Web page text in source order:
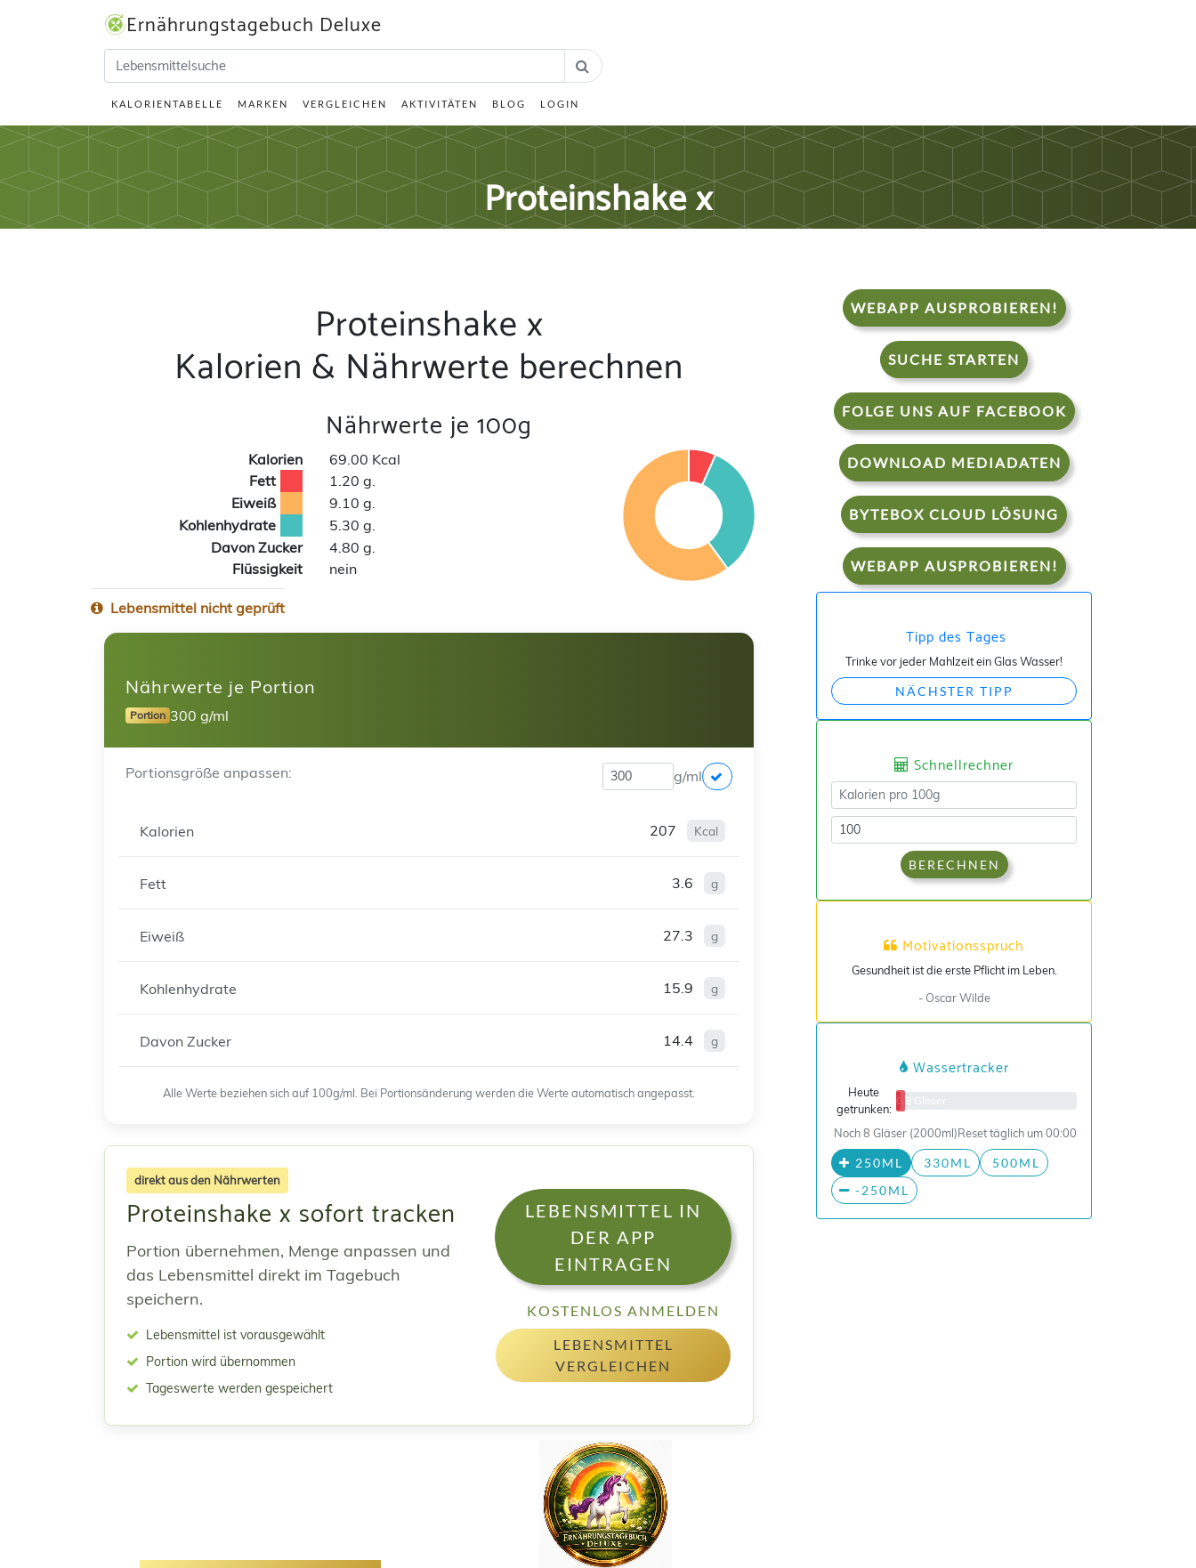
Ernährungstagebuch Deluxe
KALORIENTABELLE MARKEN VERGLEICHEN AKTIVITÄTEN BLOG LOGIN
Proteinshake x
Proteinshake x
Kalorien & Nährwerte berechnen
Nährwerte je 100g
Kalorien
69.00 Kcal
Fett
1.20 g.
Eiweiß
9.10 g.
Kohlenhydrate
5.30 g.
Davon Zucker
4.80 g.
Flüssigkeit
nein
Lebensmittel nicht geprüft
Nährwerte je Portion
Portion 300 g/ml
Portionsgröße anpassen: g/ml
Kalorien 207 Kcal
Fett 3.6 g
Eiweiß 27.3 g
Kohlenhydrate 15.9 g
Davon Zucker 14.4 g
Alle Werte beziehen sich auf 100g/ml. Bei Portionsänderung werden die Werte automatisch angepasst.
direkt aus den Nährwerten
Proteinshake x sofort tracken
Portion übernehmen, Menge anpassen und
das Lebensmittel direkt im Tagebuch
speichern.
Lebensmittel ist vorausgewählt
Portion wird übernommen
Tageswerte werden gespeichert
LEBENSMITTEL IN
DER APP
EINTRAGEN
KOSTENLOS ANMELDEN
LEBENSMITTEL
VERGLEICHEN
WEBAPP AUSPROBIEREN!
SUCHE STARTEN
FOLGE UNS AUF FACEBOOK
DOWNLOAD MEDIADATEN
BYTEBOX CLOUD LÖSUNG
WEBAPP AUSPROBIEREN!
Tipp des Tages
Trinke vor jeder Mahlzeit ein Glas Wasser!
NÄCHSTER TIPP
Schnellrechner
BERECHNEN
Motivationsspruch
Gesundheit ist die erste Pflicht im Leben.
- Oscar Wilde
Wassertracker
Heute
getrunken:
0/8 Gläser
Noch 8 Gläser (2000ml)Reset täglich um 00:00
250ML 330ML
500ML
-250ML